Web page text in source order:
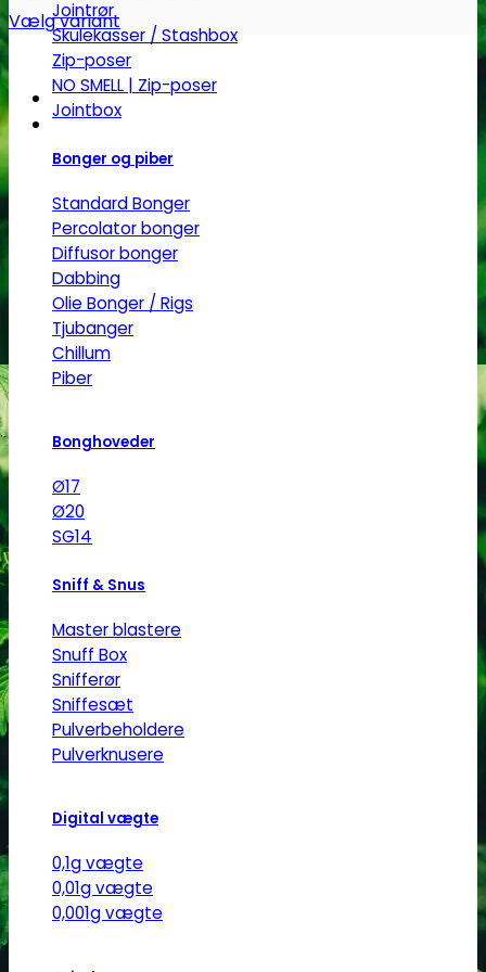
Jointrør
Skulekasser / Stashbox
Zip-poser
NO SMELL | Zip-poser
Jointbox
Bonger og piber
Standard Bonger
Percolator bonger
Diffusor bonger
Dabbing
Olie Bonger / Rigs
Tjubanger
Chillum
Piber
Bonghoveder
Ø17
Ø20
SG14
Sniff & Snus
Master blastere
Snuff Box
Snifferør
Sniffesæt
Pulverbeholdere
Pulverknusere
Digital vægte
0,1g vægte
0,01g vægte
0,001g vægte
Vælg variant
Dette
vare
har
flere
varianter.
Mulighederne
vælges
varesiden